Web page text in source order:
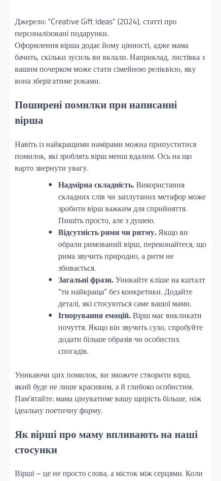
Джерело: “Creative Gift Ideas” (2024), статті про
персоналізовані подарунки.
Оформлення вірша додає йому цінності, адже мама
бачить, скільки зусиль ви вклали. Наприклад, листівка з
вашим почерком може стати сімейною реліквією, яку
вона зберігатиме роками.
Поширені помилки при написанні
вірша
Навіть із найкращими намірами можна припуститися
помилок, які зроблять вірш менш вдалим. Ось на що
варто звернути увагу.
Надмірна складність.Використання
складних слів чи заплутаних метафор може
зробити вірш важким для сприйняття.
Пишіть просто, але з душею.
Відсутність рими чи ритму.Якщо ви
обрали римований вірш, переконайтеся, що
рима звучить природно, а ритм не
збивається.
Загальні фрази.Уникайте кліше на кшталт
“ти найкраща” без конкретики. Додайте
деталі, які стосуються саме вашої мами.
Ігнорування емоцій.Вірш має викликати
почуття. Якщо він звучить сухо, спробуйте
додати більше образів чи особистих
спогадів.
Уникаючи цих помилок, ви зможете створити вірш,
який буде не лише красивим, а й глибоко особистим.
Пам’ятайте: мама цінуватиме вашу щирість більше, ніж
ідеальну поетичну форму.
Як вірші про маму впливають на наші
стосунки
Вірші – це не просто слова, а місток між серцями. Коли